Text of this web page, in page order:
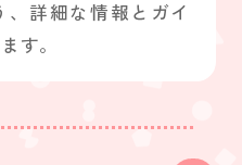
詳細な情報とガイ
す。